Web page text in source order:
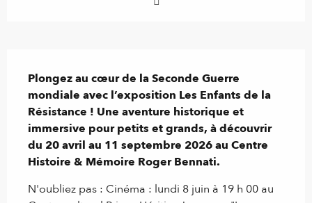
Plongez au cœur de la Seconde Guerre
mondiale avec l’exposition Les Enfants de la
Résistance ! Une aventure historique et
immersive pour petits et grands, à découvrir
du 20 avril au 11 septembre 2026 au Centre
Histoire & Mémoire Roger Bennati.
N'oubliez pas : Cinéma : lundi 8 juin à 19 h 00 au